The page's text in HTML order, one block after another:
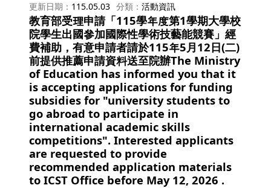
更新日期 115.05.03 分類 活動資訊
教育部受理申請「115學年度第1學期大學校
院學生出國參加國際性學術技藝能競賽」經
費補助，有意申請者請於115年5月12日(二)
前提供推薦申請資料送至院辦The Ministry
of Education has informed you that it
is accepting applications for funding
subsidies for "university students to
go abroad to participate in
international academic skills
competitions". Interested applicants
are requested to provide
recommended application materials
to ICST Office before May 12, 2026 .